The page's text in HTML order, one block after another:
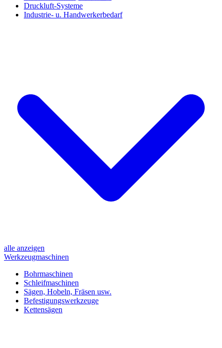
Druckluft-Systeme
Industrie- u. Handwerkerbedarf
alle anzeigen
Werkzeugmaschinen
Bohrmaschinen
Schleifmaschinen
Sägen, Hobeln, Fräsen usw.
Befestigungswerkzeuge
Kettensägen